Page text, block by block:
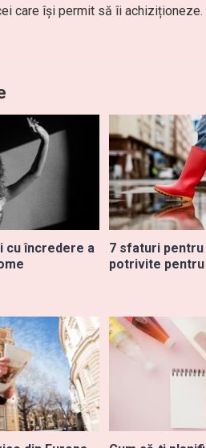
care își permit să îi achiziționeze.
cu încredere a
7 sfaturi
potrivite pentru